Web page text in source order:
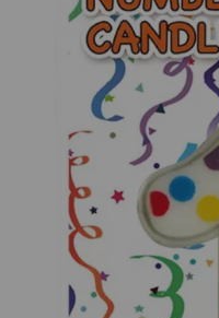
¡Adelante!